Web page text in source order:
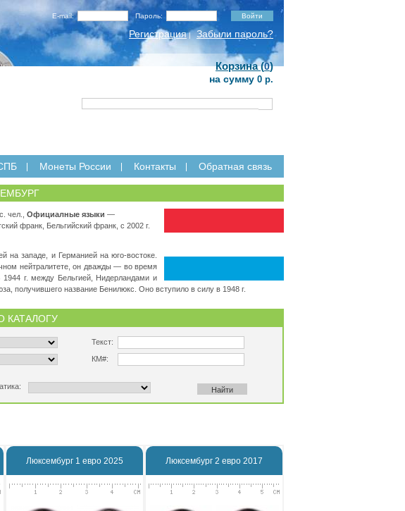
E-mail: Пароль:
Регистрация| Забыли пароль?
Корзина (0)
на сумму 0 р.
Монеты России Контакты Обратная связь
чел., Официалные языки —
франк, Бельгийский франк, с 2002 г.
на западе, и Германией на юго-востоке.
нейтралитете, он дважды — во время
г. между Бельгией, Нидерландами и
получившего название Бенилюкс. Оно вступило в силу в 1948 г.
КАТАЛОГУ
Текст:
КМ#:
Люксембург 1 евро 2025 Люксембург 2 евро 2017